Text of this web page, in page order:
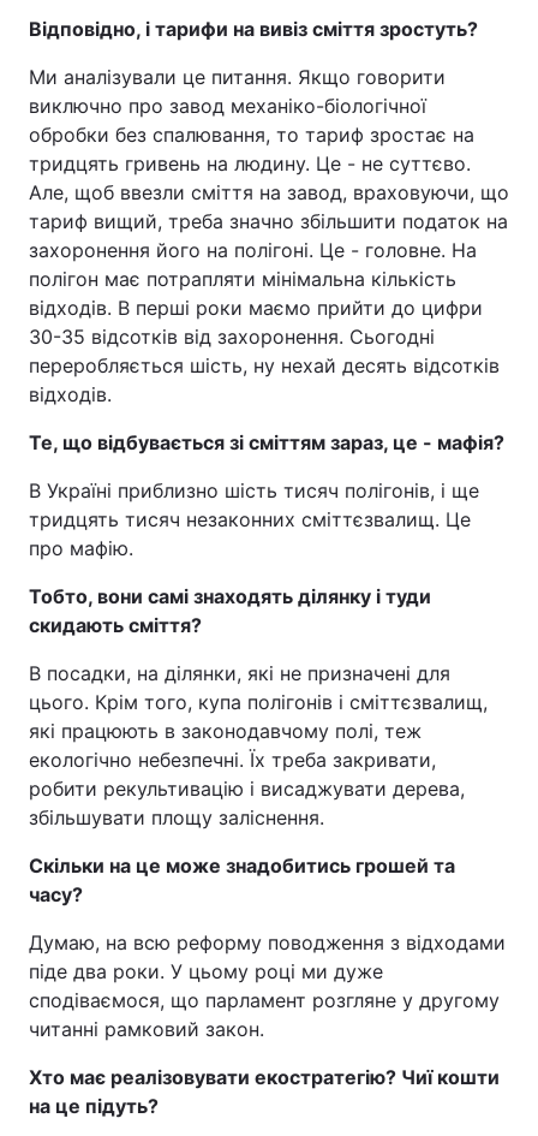
Відповідно, і тарифи на вивіз сміття зростуть?
Ми аналізували це питання. Якщо говорити
виключно про завод механіко-біологічної
обробки без спалювання, то тариф зростає на
тридцять гривень на людину. Це - не суттєво.
Але, щоб ввезли сміття на завод, враховуючи, що
тариф вищий, треба значно збільшити податок на
захоронення його на полігоні. Це - головне. На
полігон має потрапляти мінімальна кількість
відходів. В перші роки маємо прийти до цифри
30-35 відсотків від захоронення. Сьогодні
переробляється шість, ну нехай десять відсотків
відходів.
Те, що відбувається зі сміттям зараз, це - мафія?
В Україні приблизно шість тисяч полігонів, і ще
тридцять тисяч незаконних сміттєзвалищ. Це
про мафію.
Тобто, вони самі знаходять ділянку і туди
скидають сміття?
В посадки, на ділянки, які не призначені для
цього. Крім того, купа полігонів і сміттєзвалищ,
які працюють в законодавчому полі, теж
екологічно небезпечні. Їх треба закривати,
робити рекультивацію і висаджувати дерева,
збільшувати площу заліснення.
Скільки на це може знадобитись грошей та
часу?
Думаю, на всю реформу поводження з відходами
піде два роки. У цьому році ми дуже
сподіваємося, що парламент розгляне у другому
читанні рамковий закон.
Хто має реалізовувати екостратегію? Чиї кошти
на це підуть?